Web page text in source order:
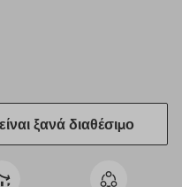
ξανά διαθέσιμο